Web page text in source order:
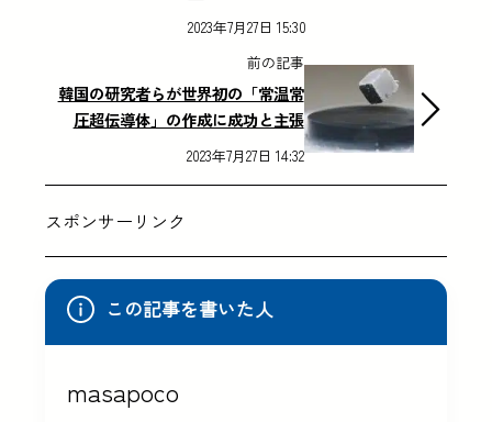
2023年7月27日 15:30
前の記事
韓国の研究者らが世界初の「常温常
圧超伝導体」の作成に成功と主張
2023年7月27日 14:32
スポンサーリンク
この記事を書いた人
masapoco